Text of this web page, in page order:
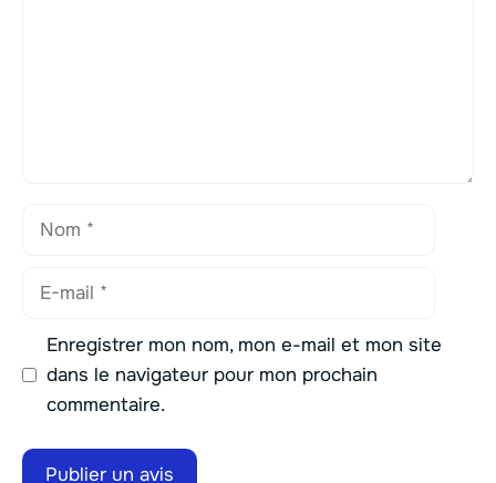
Nom
Enregistrer mon nom, mon e-mail et mon site
dans le navigateur pour mon prochain
commentaire.